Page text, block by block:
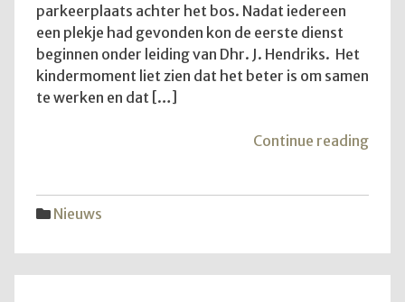
parkeerplaats achter het bos. Nadat iedereen
een plekje had gevonden kon de eerste dienst
beginnen onder leiding van Dhr. J. Hendriks. Het
kindermoment liet zien dat het beter is om samen
te werken en dat […]
Continue reading
Nieuws